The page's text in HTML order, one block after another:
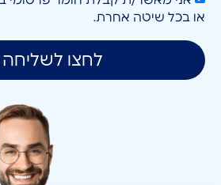
או בכל שיטה אחרת.
לחצו לשליחה